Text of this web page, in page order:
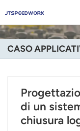
+86 -18681515767
CASO
di un
chiusura